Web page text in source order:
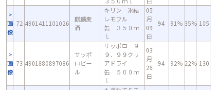
画
像
72 4901411101026
麒麟麦
酒
キリン 氷結
レモフル
缶 ３５０ｍ
ｌ
05
月
09
日
94 91% 35% 105
画
像
73 4901880897086
サッポ
ロビー
ル
サッポロ ９
９．９９クリ
アドライ
缶 ５００ｍ
ｌ
03
月
26
日
94 92% 22% 130